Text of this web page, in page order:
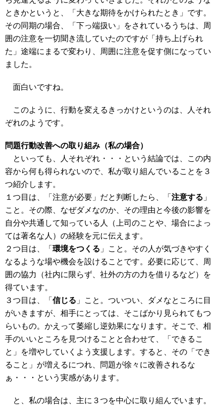
ときかというと、「大きな期待をかけられたとき」です。
その同期の場合、「下っ端扱い」をされているうちは、周
囲の注意を一切聞き流していたのですが「持ち上げられ
た」途端にまるで変わり、周囲に注意を促す側になってい
ました。
面白いですね。
このように、行動を変えるきっかけというのは、人それ
ぞれのようです。
問題行動改善への取り組み（私の場合）
といっても、人それぞれ・・・という結論では、この内
容から何も得られないので、私が取り組んでいることを３
つ紹介します。
１つ目は、「注意が必要」だと判断したら、「 注意する 」
こと。その際、なぜダメなのか、その理由と今後の影響を
自分や共通して知っている人（上司のことや、場合によっ
ては著名な人）の経験を元に伝えます。
２つ目は、「 環境をつくる 」こと。その人が気づきやすく
なるような場や機会を設けることです。必要に応じて、周
囲の協力（社内に限らず、社外の方の力を借りるなど）を
得ています。
３つ目は、「 信じる 」こと。ついつい、ダメなところに目
がいきますが、相手にとっては、そこばかり見られてもつ
らいもの。かえって萎縮し逆効果になります。そこで、相
手のいいところを見つけることと合わせて、「できるこ
と」を増やしていくよう支援します。すると、その「でき
ること」が増えるにつれ、問題が徐々に改善されるな
ぁ・・・という実感があります。
と、私の場合は、主に３つを中心に取り組んでいます。